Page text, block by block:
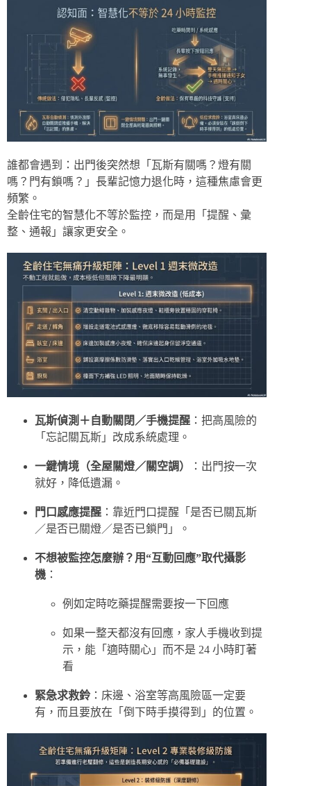
誰都會遇到：出門後突然想「瓦斯有關嗎？燈有關
嗎？門有鎖嗎？」長輩記憶力退化時，這種焦慮會更
頻繁。
全齡住宅的智慧化不等於監控，而是用「提醒、彙
整、通報」讓家更安全。
瓦斯偵測＋自動關閉／手機提醒 ：把高風險的
「忘記關瓦斯」改成系統處理。
一鍵情境（全屋關燈／關空調）
：出門按一次
就好，降低遺漏。
門口感應提醒 ：靠近門口提醒「是否已關瓦斯
／是否已關燈／是否已鎖門」。
不想被監控怎麼辦？用“互動回應”取代攝影
機 ：
例如定時吃藥提醒需要按一下回應
如果一整天都沒有回應，家人手機收到提
示，能「適時關心」而不是 24 小時盯著
看
緊急求救鈴 ：床邊、浴室等高風險區一定要
有，而且要放在「倒下時手摸得到」的位置。